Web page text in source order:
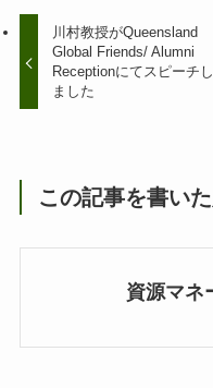
川村教授がQueensland
Global Friends/ Alumni
Receptionにてスピーチし
ました
この記事を書い
資源マネ